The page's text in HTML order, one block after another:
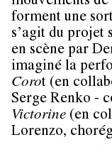
forment une
s’agit du projet
en scène par
imaginé la
Corot (en
Serge Renko -
Victorine (en
Lorenzo,